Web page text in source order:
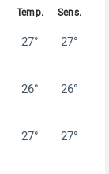
27° 27°
26° 26°
27° 27°